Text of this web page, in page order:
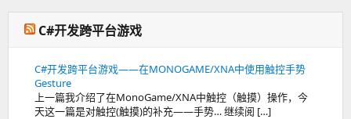
C#开发跨平台游戏
C#开发跨平台游戏——在MONOGAME/XNA中使用触控手势
Gesture
上一篇我介绍了在MonoGame/XNA中触控（触摸）操作，今
天这一篇是对触控(触摸)的补充——手势… 继续阅 […]